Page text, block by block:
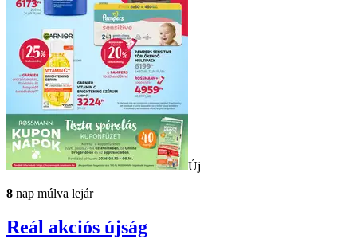
Új
8 nap múlva lejár
Reál akciós újság